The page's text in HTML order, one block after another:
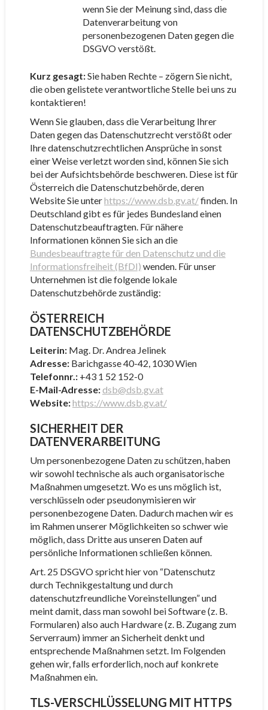
wenn Sie der Meinung sind, dass die
Datenverarbeitung von
personenbezogenen Daten gegen die
DSGVO verstößt.
Kurz gesagt:Sie haben Rechte – zögern Sie nicht,
die oben gelistete verantwortliche Stelle bei uns zu
kontaktieren!
Wenn Sie glauben, dass die Verarbeitung Ihrer
Daten gegen das Datenschutzrecht verstößt oder
Ihre datenschutzrechtlichen Ansprüche in sonst
einer Weise verletzt worden sind, können Sie sich
bei der Aufsichtsbehörde beschweren. Diese ist für
Österreich die Datenschutzbehörde, deren
Website Sie unterhttps://www.dsb.gv.at/finden. In
Deutschland gibt es für jedes Bundesland einen
Datenschutzbeauftragten. Für nähere
Informationen können Sie sich an die
Bundesbeauftragte für den Datenschutz und die
Informationsfreiheit (BfDI) wenden. Für unser
Unternehmen ist die folgende lokale
Datenschutzbehörde zuständig:
ÖSTERREICH
DATENSCHUTZBEHÖRDE
Leiterin: Mag. Dr. Andrea Jelinek
Adresse: Barichgasse 40-42, 1030 Wien
Telefonnr.: +43 1 52 152-0
E-Mail-Adresse: dsb@dsb.gv.at
Website:https://www.dsb.gv.at/
SICHERHEIT DER
DATENVERARBEITUNG
Um personenbezogene Daten zu schützen, haben
wir sowohl technische als auch organisatorische
Maßnahmen umgesetzt. Wo es uns möglich ist,
verschlüsseln oder pseudonymisieren wir
personenbezogene Daten. Dadurch machen wir es
im Rahmen unserer Möglichkeiten so schwer wie
möglich, dass Dritte aus unseren Daten auf
persönliche Informationen schließen können.
Art. 25 DSGVO spricht hier von “Datenschutz
durch Technikgestaltung und durch
datenschutzfreundliche Voreinstellungen” und
meint damit, dass man sowohl bei Software (z. B.
Formularen) also auch Hardware (z. B. Zugang zum
Serverraum) immer an Sicherheit denkt und
entsprechende Maßnahmen setzt. Im Folgenden
gehen wir, falls erforderlich, noch auf konkrete
Maßnahmen ein.
TLS-VERSCHLÜSSELUNG MIT HTTPS